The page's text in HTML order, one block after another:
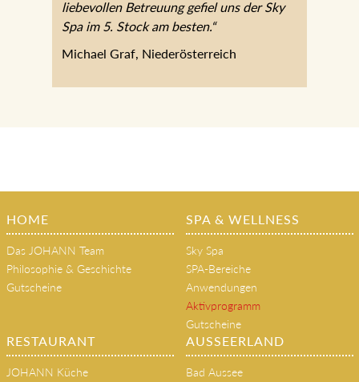
„Neben der familiären Atmosphäre und
Spa im 5. Stock am besten.“
Michael Graf, Niederösterreich
HOME
Das JOHANN Team
SPA & WELLNESS
Sky Spa
SPA-Bereiche
Anwendungen
Aktivprogramm
Gutscheine
RESTAURANT AUSSEERLAND